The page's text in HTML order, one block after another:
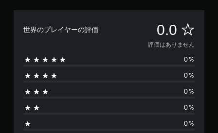
世界のプレイヤーの評価 0.0 評
価
は
あ
ま
評価はありません
0％
0％
0％
0％
0％